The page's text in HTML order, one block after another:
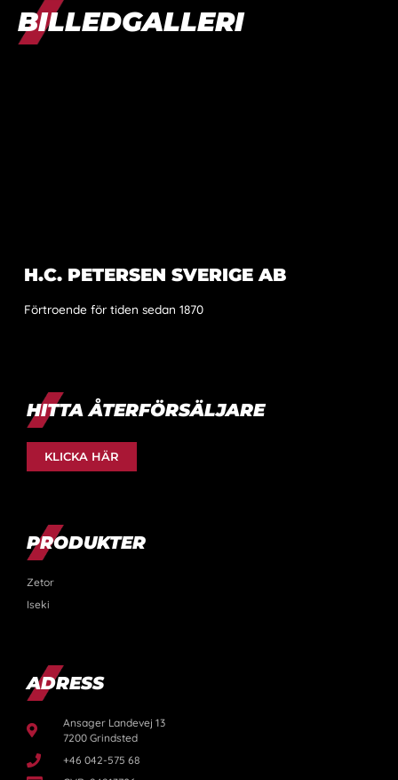
BILLEDGALLERI
ADRESS
Ansager Landevej 13
7200 Grindsted
+46 042-575 68
PRODUKTER
Zetor
Iseki
HITTA ÅTERFÖRSÄLJARE
KLICKA HÄR
H.C. PETERSEN SVERIGE AB
Förtroende för tiden sedan 1870